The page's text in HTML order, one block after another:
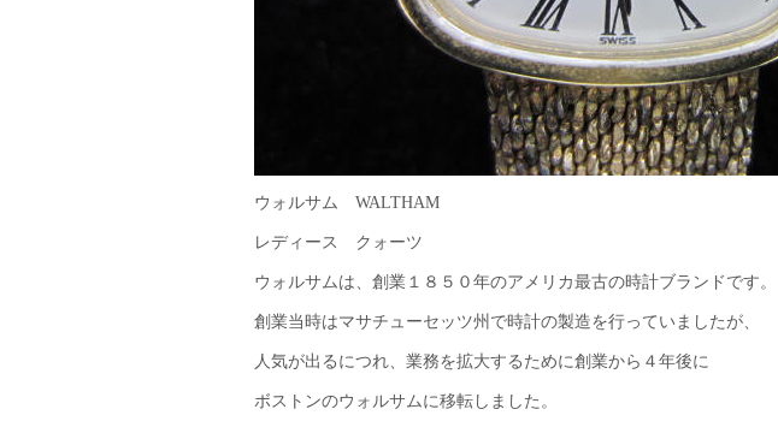
ウォルサム WALTHAM
レディース クォーツ
ウォルサムは、創業１８５０年のアメリカ最古の時計ブランドです。
創業当時はマサチューセッツ州で時計の製造を行っていましたが、
人気が出るにつれ、業務を拡大するために創業から４年後に
ボストンのウォルサムに移転しました。